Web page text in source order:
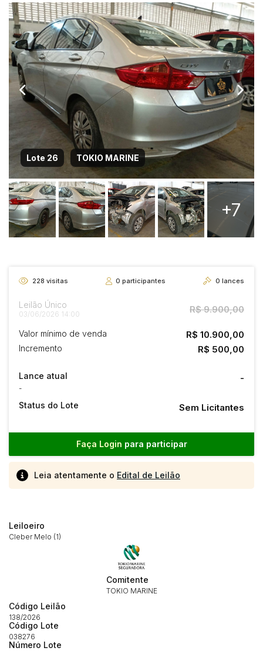
Lote 26 TOKIO MARINE
+7
228 visitas 0participantes 0 lances
Leilão Único
03/06/2026 14:00 R$ 9.900,00
Valor mínimo de venda R$ 10.900,00
Incremento R$ 500,00
Lance atual
-
-
Status do Lote Sem Licitantes
Faça Login para participar
Leia atentamente o Edital de Leilão
Leiloeiro
Cleber Melo (1)
Comitente
TOKIO MARINE
Código Leilão
138/2026
Código Lote
038276
Número Lote
Envie sua Proposta
(Art. 895, CPC)
Histórico de Propostas
Data
Clique aqui para fazer login
Habilite-se para efetuar lances ou